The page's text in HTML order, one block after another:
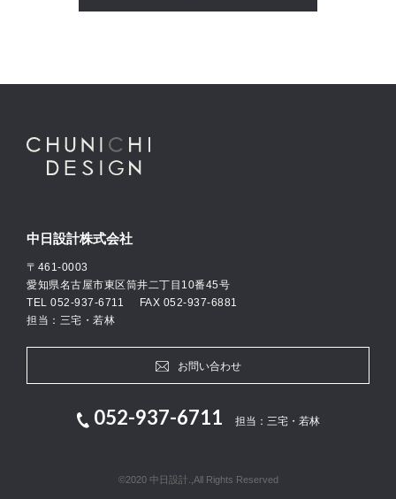
中日設計株式会社
〒461-0003
愛知県名古屋市東区筒井二丁目10番45号
TEL 052-937-6711 FAX 052-937-6881
担当：三宅・若林
お問い合わせ
052-937-6711 担当：三宅・若林
©2020 中日設計.,All Rights Reserved